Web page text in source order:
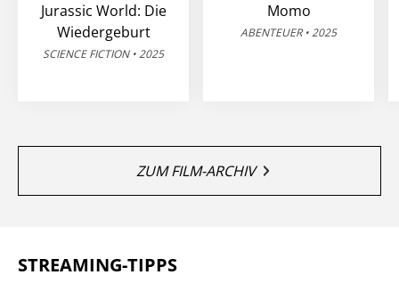
Jurassic World: Die
Wiedergeburt
SCIENCE FICTION • 2025
Momo
ABENTEUER • 2025
ZUM FILM-ARCHIV
STREAMING-TIPPS